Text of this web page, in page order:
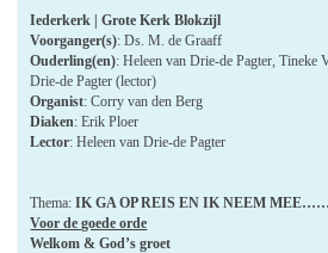
Iederkerk | Grote Kerk Blokzijl
Voorganger(s): Ds. M. de Graaff
Ouderling(en): Heleen van Drie-de Pagter, Tineke
Drie-de Pagter (lector)
Organist: Corry van den Berg
Diaken: Erik Ploer
Lector: Heleen van Drie-de Pagter
Thema: IK GA OP REIS EN IK NEEM
Voor de goede orde
Welkom & God’s groet